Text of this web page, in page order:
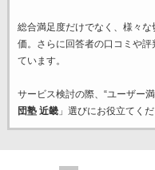
総合満足度だけでなく、様々な
価。さらに回答者の口コミや
ています。
サービス検討の際、“ユーザー
団塾 近畿」選びにお役立てくだ